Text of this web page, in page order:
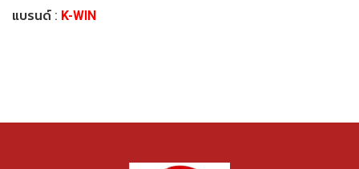
แบรนด์ : K-WIN